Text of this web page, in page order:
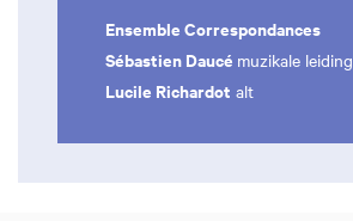
Ensemble Correspondances
Sébastien Daucé muzikale leiding
Lucile Richardot alt